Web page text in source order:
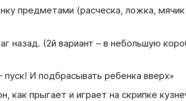
предметами (расческа, ложка, мячик
назад. (2й вариант – в небольшую
И подбрасывать ребенка вверх»
как прыгает и играет на скрипке